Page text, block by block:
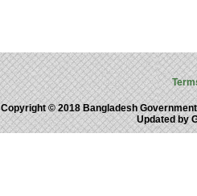
Copyright © 2018 Bangladesh
Updated by